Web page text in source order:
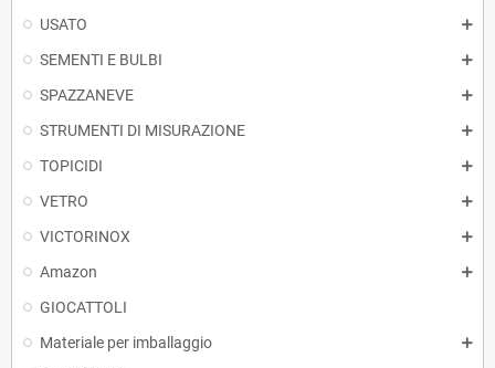
USATO
SEMENTI E BULBI
SPAZZANEVE
STRUMENTI DI MISURAZIONE
TOPICIDI
VETRO
VICTORINOX
Amazon
GIOCATTOLI
Materiale per imballaggio